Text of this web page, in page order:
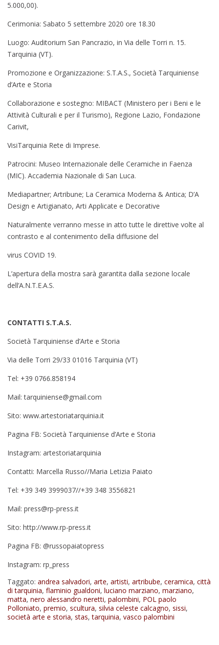
5.000,00).
Cerimonia: Sabato 5 settembre 2020 ore 18.30
Luogo: Auditorium San Pancrazio, in Via delle Torri n. 15.
Tarquinia (VT).
Promozione e Organizzazione: S.T.A.S., Società Tarquiniense
d’Arte e Storia
Collaborazione e sostegno: MIBACT (Ministero per i Beni e le
Attività Culturali e per il Turismo), Regione Lazio, Fondazione
Carivit,
VisiTarquinia Rete di Imprese.
Patrocini: Museo Internazionale delle Ceramiche in Faenza
(MIC). Accademia Nazionale di San Luca.
Mediapartner; Artribune; La Ceramica Moderna & Antica; D’A
Design e Artigianato, Arti Applicate e Decorative
Naturalmente verranno messe in atto tutte le direttive volte al
contrasto e al contenimento della diffusione del
virus COVID 19.
L’apertura della mostra sarà garantita dalla sezione locale
dell’A.N.T.E.A.S.
CONTATTI S.T.A.S.
Società Tarquiniense d’Arte e Storia
Via delle Torri 29/33 01016 Tarquinia (VT)
Tel: +39 0766.858194
Mail:tarquiniense@gmail.com
Sito: www.artestoriatarquinia.it
Pagina FB: Società Tarquiniense d’Arte e Storia
Instagram: artestoriatarquinia
Contatti: Marcella Russo//Maria Letizia Paiato
Tel: +39 349 3999037//+39 348 3556821
Mail: press@rp-press.it
Sito: http://www.rp-press.it
Pagina FB: @russopaiatopress
Instagram: rp_press
Taggato: andrea salvadori, arte, artisti, artribube, ceramica, città
di tarquinia, flaminio gualdoni, luciano marziano, marziano,
matta, nero alessandro neretti, palombini, POL paolo
Polloniato, premio, scultura, silvia celeste calcagno, sissi,
società arte e storia, stas,tarquinia, vasco palombini